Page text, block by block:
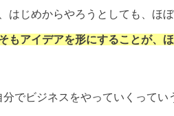
じめからやろうとしても、ほぼ
もアイデアを形にすることが、
でビジネスをやっていくって